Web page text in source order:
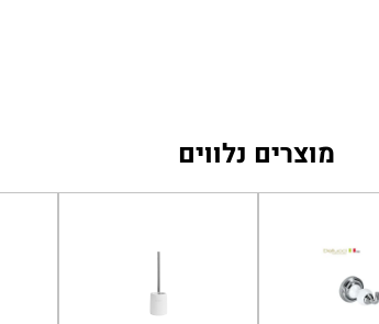
מוצרים נלווים